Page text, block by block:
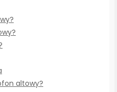
altowy?